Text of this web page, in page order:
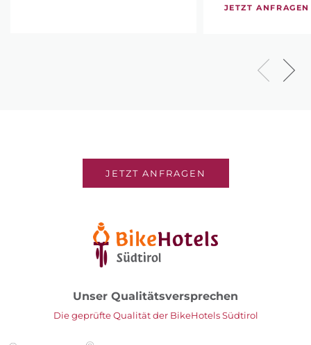
JETZT ANFRAGEN
JETZT ANFRAGEN
Unser Qualitätsversprechen
Die geprüfte Qualität der BikeHotels Südtirol